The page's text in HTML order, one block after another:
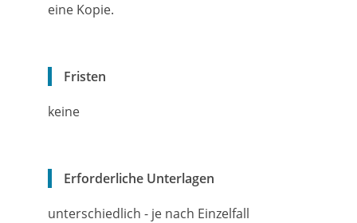
eine Kopie.
Fristen
keine
Erforderliche Unterlagen
unterschiedlich - je nach Einzelfall